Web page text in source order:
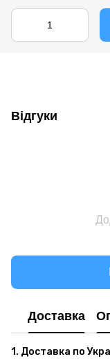
Відгуки
Доставка
1. Доставка по